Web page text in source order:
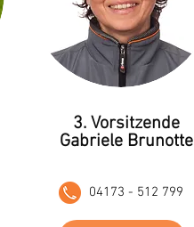
3. Vorsitzende
Gabriele Brunotte
04173 - 512 799